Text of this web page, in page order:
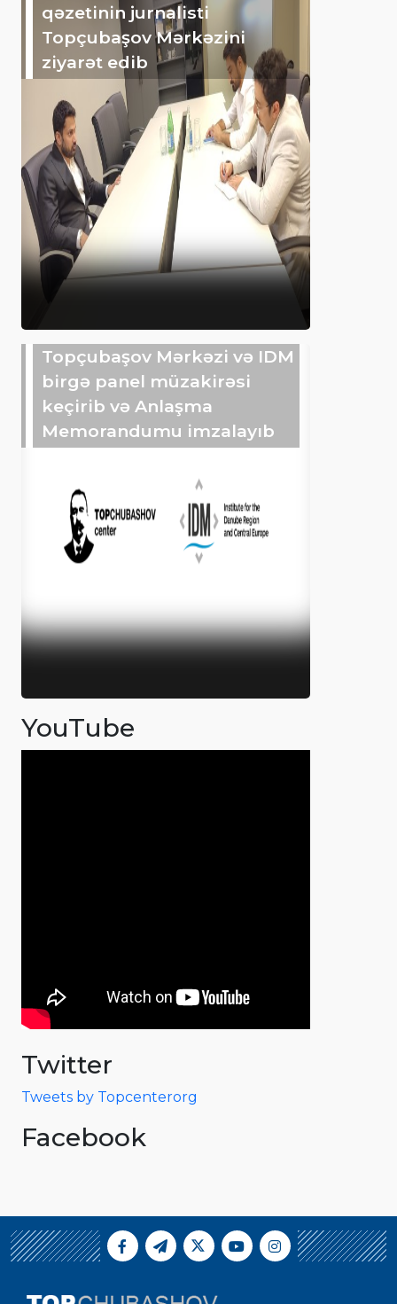
qəzetinin jurnalisti
Topçubaşov Mərkəzini
ziyarət edib
Topçubaşov Mərkəzi və IDM
birgə panel müzakirəsi
keçirib və Anlaşma
Memorandumu imzalayıb
YouTube
Twitter
Tweets by Topcenterorg
Facebook